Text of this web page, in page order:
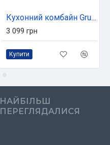
Кухонний комбайн Grunhelm GKM0019W
3 099 грн
Купити
НАЙБІЛЬШ
ПЕРЕГЛЯДАЛИСЯ